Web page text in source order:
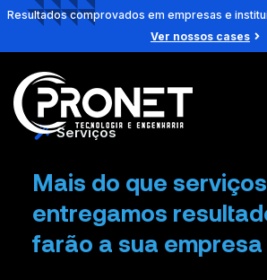
Resultados comprovados em empresas e
Ver nossos cases
Serviços
Mais do que
entregamos
farão a sua